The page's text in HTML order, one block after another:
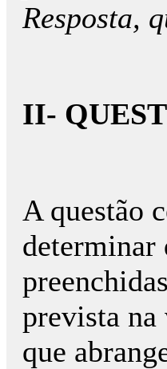
Resposta,
II-
A questão
determinar
prevista
que